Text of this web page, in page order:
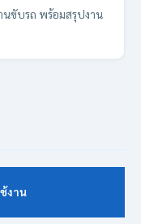
ขับรถ พร้อมสรุปงาน
งาน